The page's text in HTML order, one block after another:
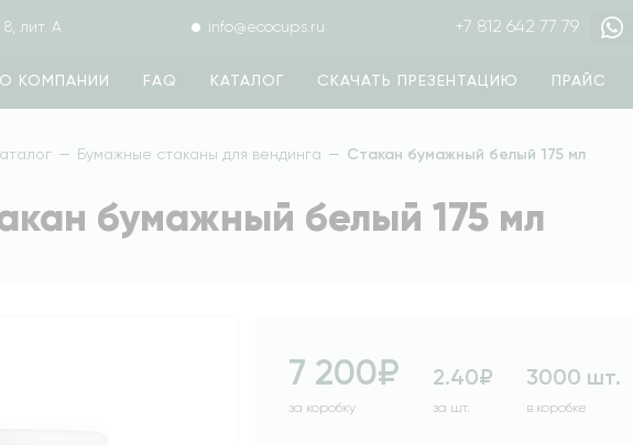
8, лит. А info@ecocups.ru +7 812 642 77 79
О КОМПАНИИ FAQ КАТАЛОГ СКАЧАТЬ ПРЕЗЕНТАЦИЮ ПРАЙС
— Бумажные стаканы для вендинга — Стакан бумажный белый 175 мл
бумажный белый 175 мл
7 200₽
за коробку
2.40₽
за шт.
3000 шт.
в коробке